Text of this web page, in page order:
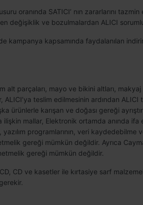
oranında SATICI’ nın zararlarını tazmin
değişiklik ve bozulmalardan ALICI
kampanya kapsamında faydalanılan
alt parçaları, mayo ve bikini altları, makyaj
teslim edilmesinin ardından ALICI
ürünlerle karışan ve doğası gereği
mallar, Elektronik ortamda anında ifa
programlarının, veri kaydedebilme
gereği mümkün değildir. Ayrıca
gereği mümkün değildir.
CD ve kasetler ile kırtasiye sarf